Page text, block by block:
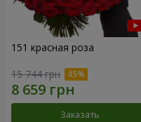
151 красная роза
15 744 грн
Заказать